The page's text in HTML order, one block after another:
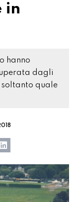
in
hanno
dagli
soltanto quale